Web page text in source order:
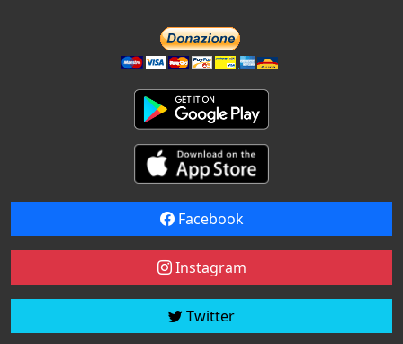
Facebook
Instagram
Twitter